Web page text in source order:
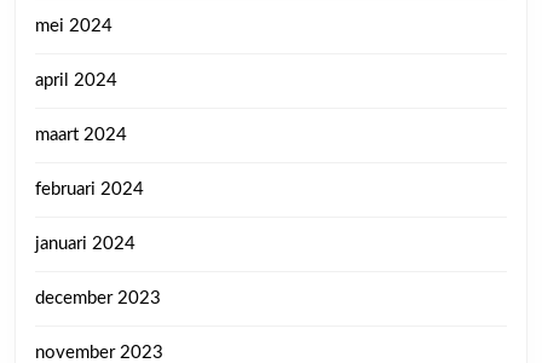
mei 2024
april 2024
maart 2024
februari 2024
januari 2024
december 2023
november 2023